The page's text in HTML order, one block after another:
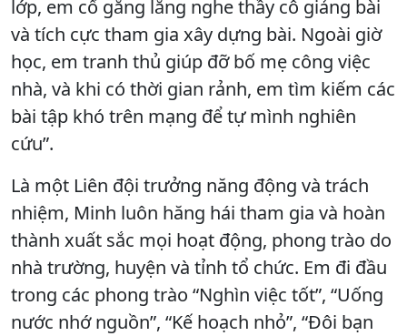
lớp, em cố gắng lắng nghe thầy cô giảng bài
và tích cực tham gia xây dựng bài. Ngoài giờ
học, em tranh thủ giúp đỡ bố mẹ công việc
nhà, và khi có thời gian rảnh, em tìm kiếm các
bài tập khó trên mạng để tự mình nghiên
cứu”.
Là một Liên đội trưởng năng động và trách
nhiệm, Minh luôn hăng hái tham gia và hoàn
thành xuất sắc mọi hoạt động, phong trào do
nhà trường, huyện và tỉnh tổ chức. Em đi đầu
trong các phong trào “Nghìn việc tốt”, “Uống
nước nhớ nguồn”, “Kế hoạch nhỏ”, “Đôi bạn